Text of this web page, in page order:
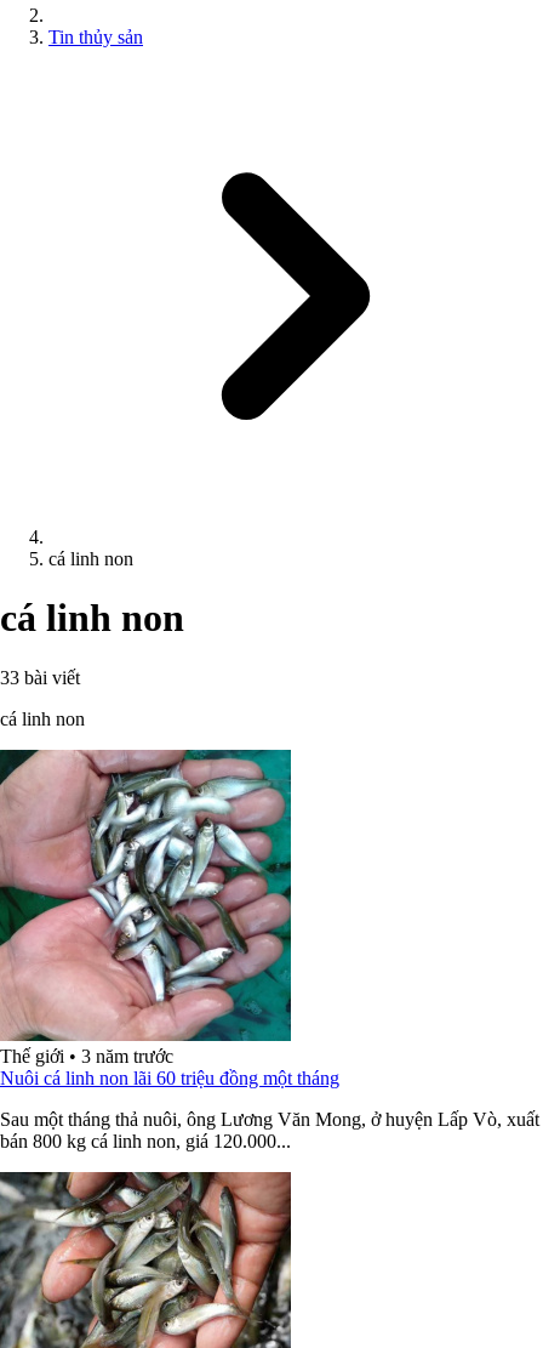
Tin thủy sản
cá linh non
cá linh non
33 bài viết
cá linh non
Thế giới • 3 năm trước
Nuôi cá linh non lãi 60 triệu đồng một tháng
Sau một tháng thả nuôi, ông Lương Văn Mong, ở huyện Lấp Vò, xuất
bán 800 kg cá linh non, giá 120.000...